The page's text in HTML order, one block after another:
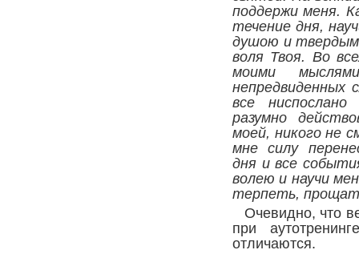
поддержи меня.
течение дня,
душою и твердым
воля Твоя. Во
моими
непредвиденных
все
разумно
моей, никого не
мне силу
дня и все
волею и научи
терпеть,
Очевидно, что
при
отличаются.